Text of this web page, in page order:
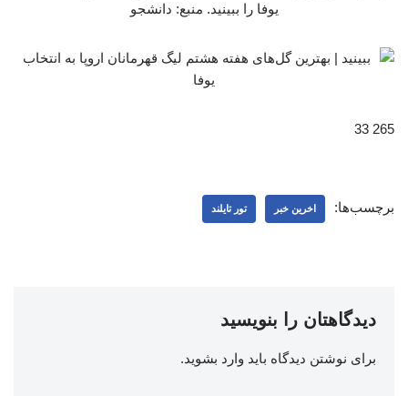
یوفا را ببینید. منبع: دانشجو
265 33
برچسب‌ها: اخرین خبر تور تایلند
دیدگاهتان را بنویسید
برای نوشتن دیدگاه باید وارد بشوید.